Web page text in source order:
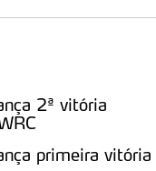
2ª vitória
primeira vitória